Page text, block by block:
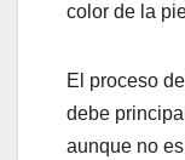
color de la
El proceso
debe
aunque no